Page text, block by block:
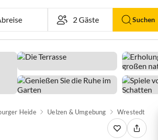
Suchen
Heide Uelzen & Umgebung Wrestedt